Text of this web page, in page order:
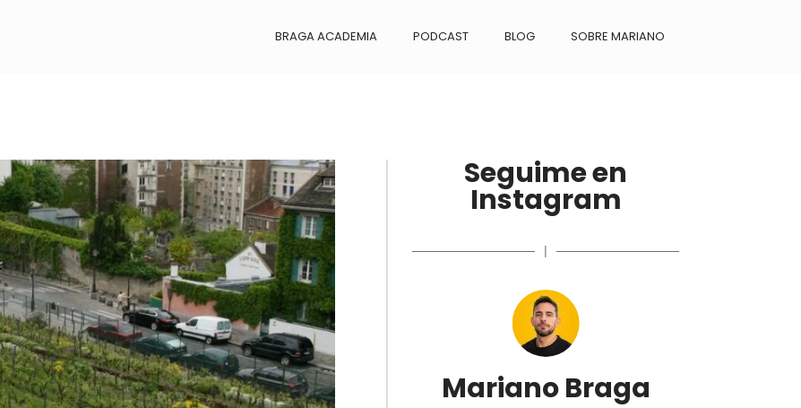
BRAGA ACADEMIA PODCAST BLOG SOBRE MARIANO
Seguime en
Instagram
|
Mariano Braga